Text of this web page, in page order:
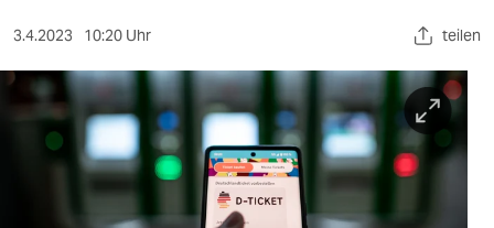
sport
berlin
nord
wahrheit
3.4.2023 10:20 Uhr teilen